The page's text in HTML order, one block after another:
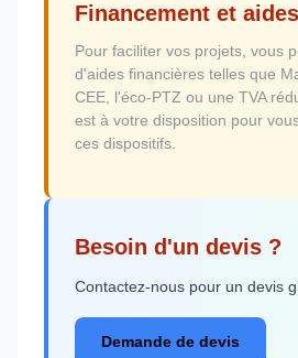
Financement et aides
Pour faciliter vos projets, vous
d'aides financières telles que
CEE, l'éco-PTZ ou une TVA
est à votre disposition pour
ces dispositifs.
Besoin d'un devis ?
Contactez-nous pour un devis
Demande de devis